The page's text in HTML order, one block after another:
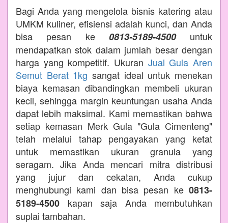
Bagi Anda yang mengelola bisnis katering atau
UMKM kuliner, efisiensi adalah kunci, dan Anda
bisa pesan ke 0813-5189-4500untuk
mendapatkan stok dalam jumlah besar dengan
harga yang kompetitif. Ukuran Jual Gula Aren
Semut Berat 1kg sangat ideal untuk menekan
biaya kemasan dibandingkan membeli ukuran
kecil, sehingga margin keuntungan usaha Anda
dapat lebih maksimal. Kami memastikan bahwa
setiap kemasan Merk Gula "Gula Cimenteng"
telah melalui tahap pengayakan yang ketat
untuk memastikan ukuran granula yang
seragam. Jika Anda mencari mitra distribusi
yang jujur dan cekatan, Anda cukup
menghubungi kami dan bisa pesan ke 0813-
5189-4500 kapan saja Anda membutuhkan
suplai tambahan.